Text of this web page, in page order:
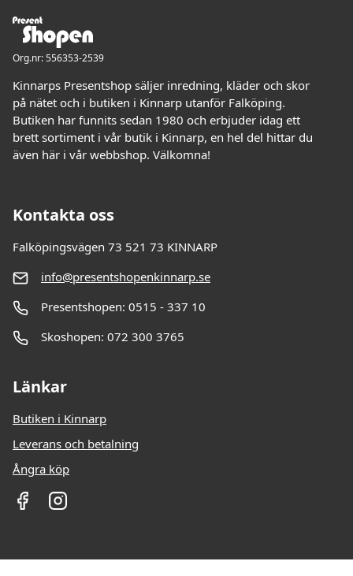
Org.nr: 556353-2539
Kinnarps Presentshop säljer inredning, kläder och skor
på nätet och i butiken i Kinnarp utanför Falköping.
Butiken har funnits sedan 1980 och erbjuder idag ett
brett sortiment i vår butik i Kinnarp, en hel del hittar du
även här i vår webbshop. Välkomna!
Kontakta oss
Falköpingsvägen 73 521 73 KINNARP
info@presentshopenkinnarp.se
Presentshopen: 0515 - 337 10
Skoshopen: 072 300 3765
Länkar
Butiken i Kinnarp
Leverans och betalning
Ångra köp